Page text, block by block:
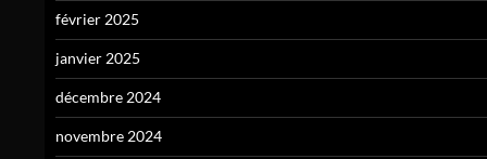
février 2025
janvier 2025
décembre 2024
novembre 2024